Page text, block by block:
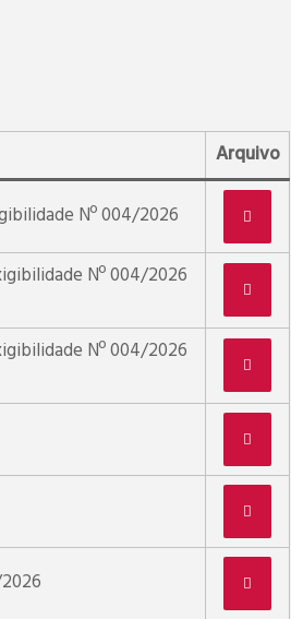
Arquivo
Nº 004/2026
Nº 004/2026
Nº 004/2026